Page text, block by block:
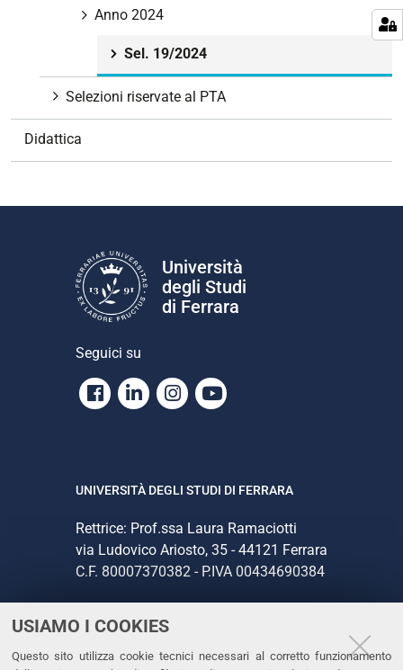
USIAMO I COOKIES
Questo sito utilizza cookie tecnici necessari al corretto funzionamento
Anno 2024
Sel. 19/2024
Selezioni riservate al PTA
Didattica
Università
degli Studi
di Ferrara
Seguici su
Facebook
LinkedinInstagram
Youtube
UNIVERSITÀ DEGLI STUDI DI FERRARA
Rettrice: Prof.ssa Laura Ramaciotti
via Ludovico Ariosto, 35 - 44121 Ferrara
C.F. 80007370382 - P.IVA 00434690384
CONTATTI
Tel. +39 0532 293111